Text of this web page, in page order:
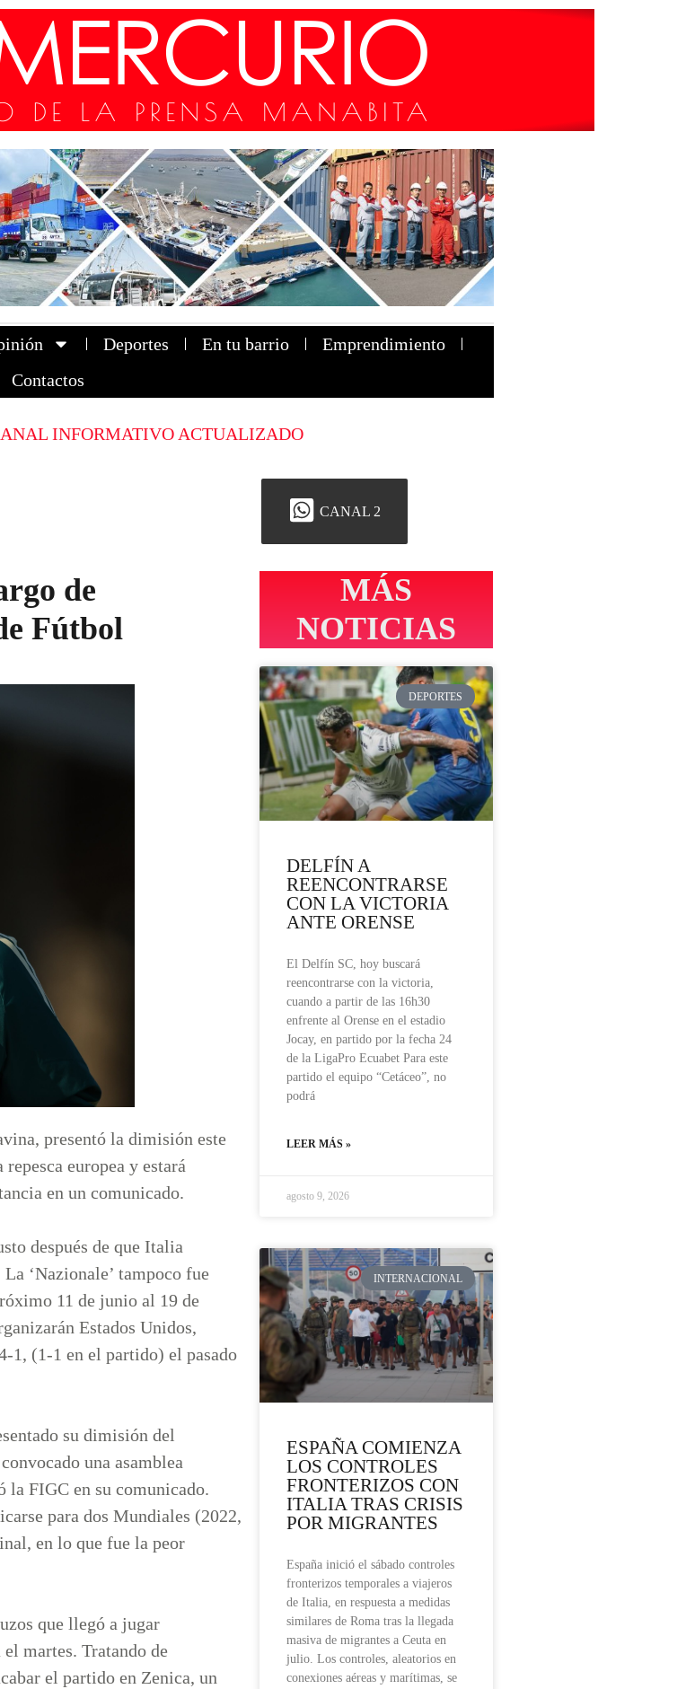
Deportes En tu barrio
Emprendimiento
Contactos
INFORMATIVO ACTUALIZADO
CANAL 2
de
Fútbol
presentó la dimisión este
europea y estará
en un comunicado.
después de que Italia
‘Nazionale’ tampoco fue
11 de junio al 19 de
Estados Unidos,
1, (1-1 en el partido) el pasado
su dimisión del
una asamblea
FIGC en su comunicado.
para dos Mundiales (2022,
en lo que fue la peor
que llegó a jugar
martes. Tratando de
el partido en Zenica, un
MÁS
NOTICIAS
DEPORTES
DELFÍN A
REENCONTRARSE
CON LA VICTORIA
ANTE ORENSE
El Delfín SC, hoy buscará
reencontrarse con la victoria,
cuando a partir de las 16h30
enfrente al Orense en el estadio
Jocay, en partido por la fecha 24
de la LigaPro Ecuabet Para este
partido el equipo “Cetáceo”, no
podrá
LEER MÁS »
agosto 9, 2026
INTERNACIONAL
ESPAÑA COMIENZA
LOS CONTROLES
FRONTERIZOS CON
ITALIA TRAS CRISIS
POR MIGRANTES
España inició el sábado controles
fronterizos temporales a viajeros
de Italia, en respuesta a medidas
similares de Roma tras la llegada
masiva de migrantes a Ceuta en
julio. Los controles, aleatorios en
conexiones aéreas y marítimas, se